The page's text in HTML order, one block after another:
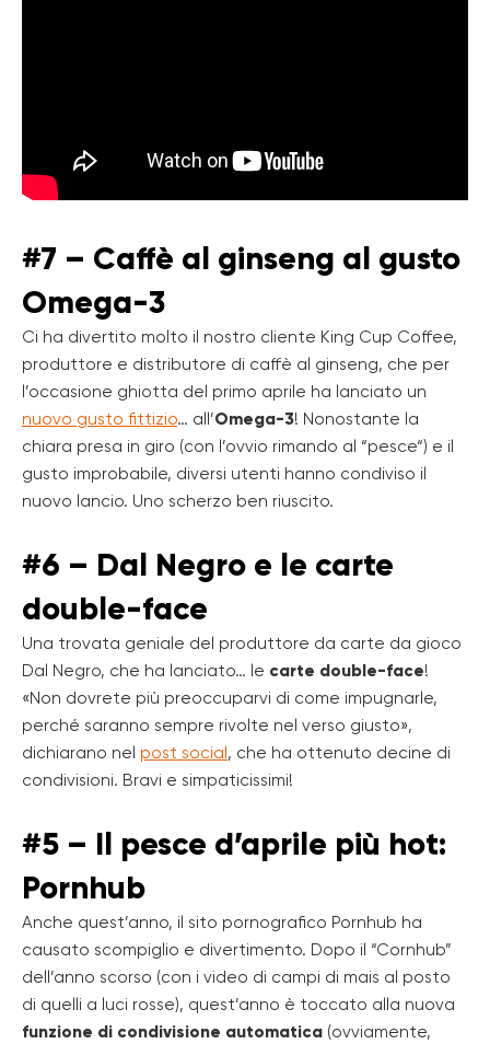
#7 – Caffè al ginseng al gusto
Omega-3
Ci ha divertito molto il nostro cliente King Cup Coffee,
produttore e distributore di caffè al ginseng, che per
l’occasione ghiotta del primo aprile ha lanciato un
nuovo gusto fittizio… all’Omega-3! Nonostante la
chiara presa in giro (con l’ovvio rimando al “pesce“) e il
gusto improbabile, diversi utenti hanno condiviso il
nuovo lancio. Uno scherzo ben riuscito.
#6 – Dal Negro e le carte
double-face
Una trovata geniale del produttore da carte da gioco
Dal Negro, che ha lanciato… le carte double-face!
«Non dovrete più preoccuparvi di come impugnarle,
perché saranno sempre rivolte nel verso giusto»,
dichiarano nel post social, che ha ottenuto decine di
condivisioni. Bravi e simpaticissimi!
#5 – Il pesce d’aprile più hot:
Pornhub
Anche quest’anno, il sito pornografico Pornhub ha
causato scompiglio e divertimento. Dopo il “Cornhub”
dell’anno scorso (con i video di campi di mais al posto
di quelli a luci rosse), quest’anno è toccato alla nuova
funzione di condivisione automatica (ovviamente,